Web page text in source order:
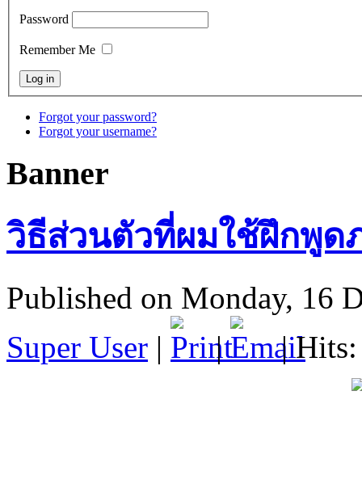
Password
Remember Me
Forgot your password?
Forgot your username?
Banner
วิธีส่วนตัวที่ผมใช้ฝึกพูด
Published on Monday, 16
Super User | | | Hits: